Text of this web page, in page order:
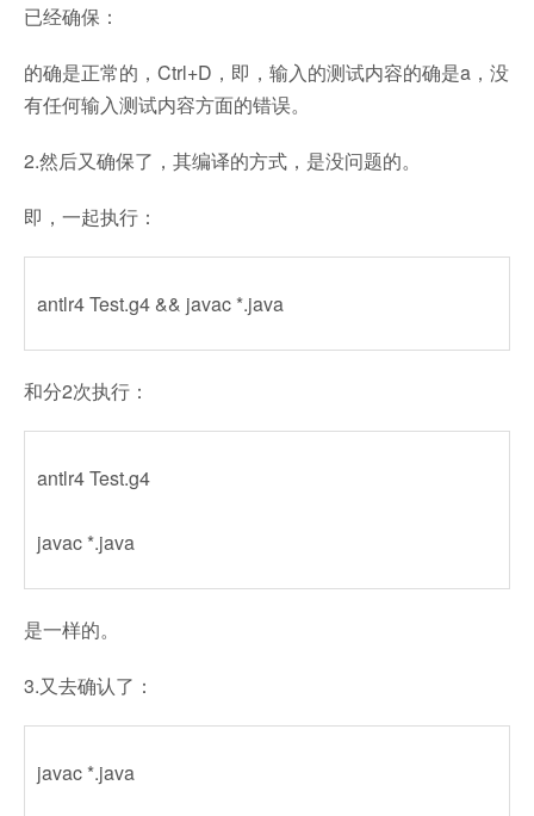
已经确保：
的确是正常的，Ctrl+D，即，输入的测试内容的确是a，没
有任何输入测试内容方面的错误。
2.然后又确保了，其编译的方式，是没问题的。
即，一起执行：
antlr4 Test.g4 && javac *.java
和分2次执行：
antlr4 Test.g4
javac *.java
是一样的。
3.又去确认了：
javac *.java